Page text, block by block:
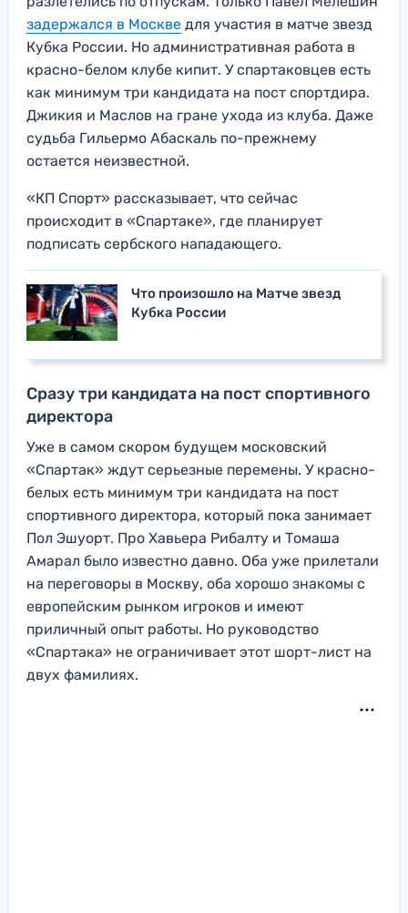
задержался в Москве для участия в матче звезд
Кубка России. Но административная работа в
красно-белом клубе кипит. У спартаковцев есть
как минимум три кандидата на пост спортдира.
Джикия и Маслов на гране ухода из клуба. Даже
судьба Гильермо Абаскаль по-прежнему
остается неизвестной.
«КП Спорт» рассказывает, что сейчас
происходит в «Спартаке», где планирует
подписать сербского нападающего.
Что произошло на Матче звезд
Кубка России
Сразу три кандидата на пост спортивного
директора
Уже в самом скором будущем московский
«Спартак» ждут серьезные перемены. У красно-
белых есть минимум три кандидата на пост
спортивного директора, который пока занимает
Пол Эшуорт. Про Хавьера Рибалту и Томаша
Амарал было известно давно. Оба уже прилетали
на переговоры в Москву, оба хорошо знакомы с
европейским рынком игроков и имеют
приличный опыт работы. Но руководство
«Спартака» не ограничивает этот шорт-лист на
двух фамилиях.